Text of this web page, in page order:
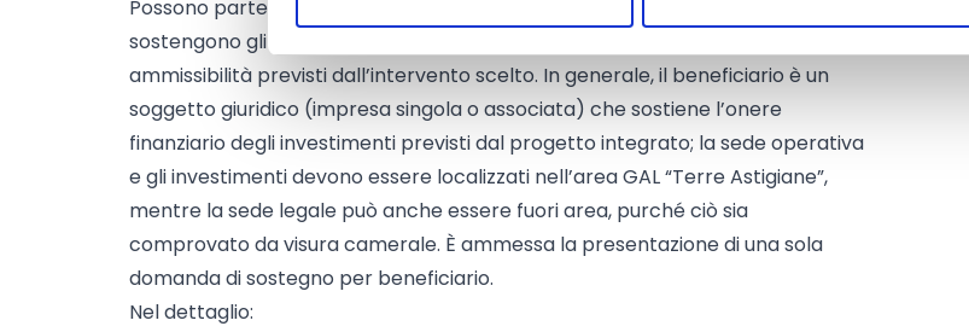
Possono partecipare solo soggetti che aderiscono a un PIF/PIRT e
sostengono gli investimenti di propria competenza nel rispetto dei requisiti di
ammissibilità previsti dall’intervento scelto. In generale, il beneficiario è un
soggetto giuridico (impresa singola o associata) che sostiene l’onere
finanziario degli investimenti previsti dal progetto integrato; la sede operativa
e gli investimenti devono essere localizzati nell’area GAL “Terre Astigiane”,
mentre la sede legale può anche essere fuori area, purché ciò sia
comprovato da visura camerale. È ammessa la presentazione di una sola
domanda di sostegno per beneficiario.
Nel dettaglio: